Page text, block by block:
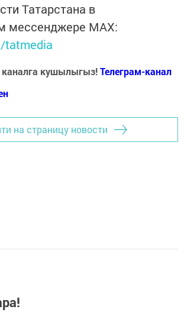
Татарстана в
мессенджере MАХ:
tatmedia
каналга кушылыгыз!Телеграм-канал
на страницу новости